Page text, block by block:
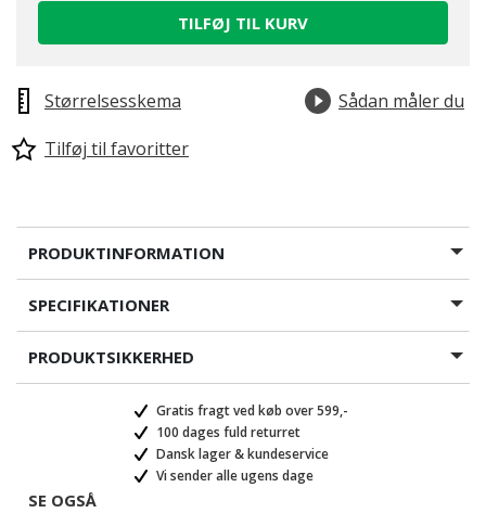
TILFØJ TIL KURV
Størrelsesskema
Sådan måler du
Tilføj til favoritter
PRODUKTINFORMATION
SPECIFIKATIONER
PRODUKTSIKKERHED
Gratis fragt ved køb over 599,-
100 dages fuld returret
Dansk lager & kundeservice
Vi sender alle ugens dage
SE OGSÅ